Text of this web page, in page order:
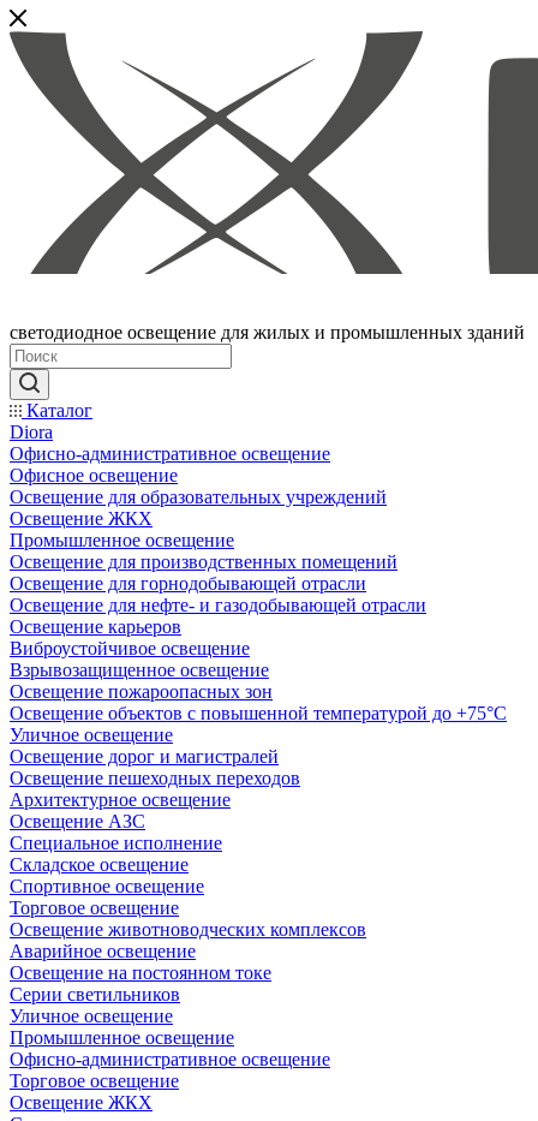
светодиодное освещение для жилых и промышленных зданий
Каталог
Diora
Офисно-административное освещение
Офисное освещение
Освещение для образовательных учреждений
Освещение ЖКХ
Промышленное освещение
Освещение для производственных помещений
Освещение для горнодобывающей отрасли
Освещение для нефте- и газодобывающей отрасли
Освещение карьеров
Виброустойчивое освещение
Взрывозащищенное освещение
Освещение пожароопасных зон
Освещение объектов с повышенной температурой до +75°C
Уличное освещение
Освещение дорог и магистралей
Освещение пешеходных переходов
Архитектурное освещение
Освещение АЗС
Специальное исполнение
Складское освещение
Спортивное освещение
Торговое освещение
Освещение животноводческих комплексов
Аварийное освещение
Освещение на постоянном токе
Серии светильников
Уличное освещение
Промышленное освещение
Офисно-административное освещение
Торговое освещение
Освещение ЖКХ